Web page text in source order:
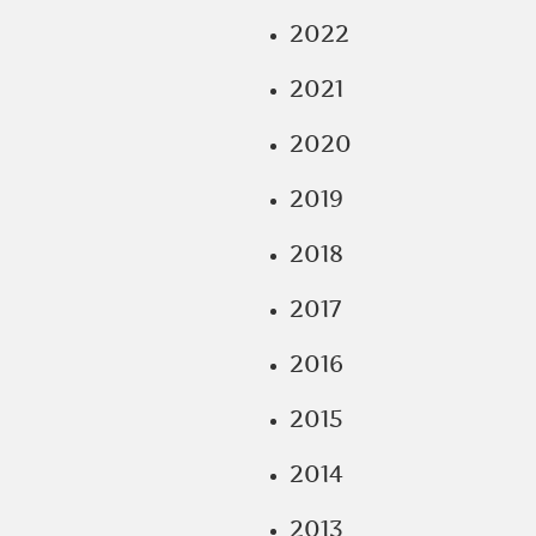
2022
2021
2020
2019
2018
2017
2016
2015
2014
2013